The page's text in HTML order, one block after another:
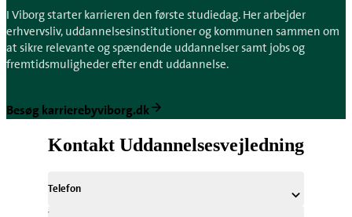
I Viborg starter karrieren den første studiedag. Her arbejder
erhvervsliv, uddannelsesinstitutioner og kommunen sammen om
at sikre relevante og spændende uddannelser samt jobs og
fremtidsmuligheder efter endt uddannelse.
Besøg karrierebyviborg.dk
Kontakt Uddannelsesvejledning
Telefon